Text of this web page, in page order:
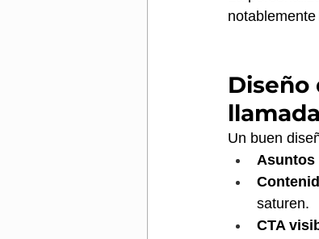
Diseño
Un buen
Asuntos
saturen.
CTA